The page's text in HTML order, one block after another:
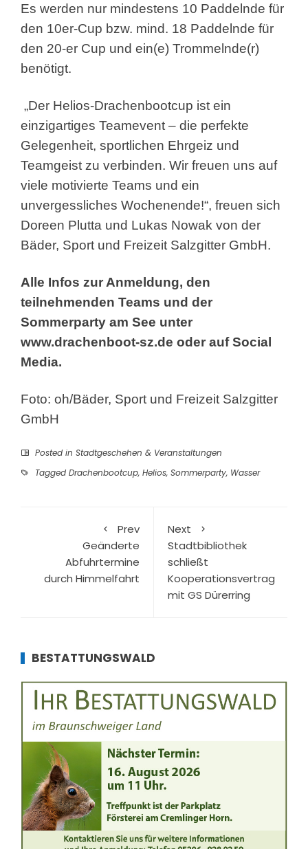
Es werden nur mindestens 10 Paddelnde für
den 10er-Cup bzw. mind. 18 Paddelnde für
den 20-er Cup und ein(e) Trommelnde(r)
benötigt.
„Der Helios-Drachenbootcup ist ein
einzigartiges Teamevent – die perfekte
Gelegenheit, sportlichen Ehrgeiz und
Teamgeist zu verbinden. Wir freuen uns auf
viele motivierte Teams und ein
unvergessliches Wochenende!“, freuen sich
Doreen Plutta und Lukas Nowak von der
Bäder, Sport und Freizeit Salzgitter GmbH.
Alle Infos zur Anmeldung, den
teilnehmenden Teams und der
Sommerparty am See unter
www.drachenboot-sz.de oder auf Social
Media.
Foto: oh/Bäder, Sport und Freizeit Salzgitter
GmbH
Posted in Stadtgeschehen & Veranstaltungen
Tagged Drachenbootcup, Helios, Sommerparty, Wasser
Prev
Geänderte
Abfuhrtermine
durch Himmelfahrt
Next
Stadtbibliothek
schließt
Kooperationsvertrag
mit GS Dürerring
BESTATTUNGSWALD